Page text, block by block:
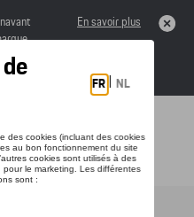
En savoir plus
navigation